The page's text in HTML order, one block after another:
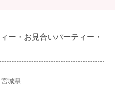
ー・お見合いパーティー・
宮城県